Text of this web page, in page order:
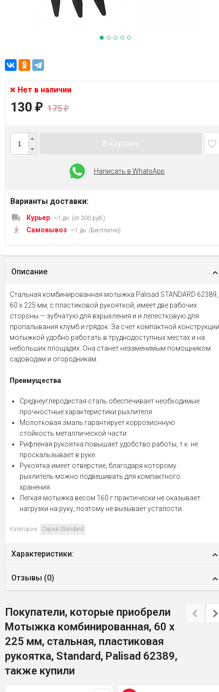
Нет в наличии
130 ₽ 175₽
Написать в WhatsApp
Варианты доставки:
Курьер ~1 дн. (от 300 руб.)
Самовывоз ~1 дн. (Бесплатно)
Описание
Стальная комбинированная мотыжка Palisad STANDARD 62389,
60 х 225 мм, с пластиковой рукояткой, имеет две рабочих
стороны — зубчатую для взрыхления и и лепестковую для
пропалывания клумб и грядок. За счет компактной конструкции
мотыжкой удобно работать в труднодоступных местах и на
небольших площадях. Она станет незаменимым помощником
садоводам и огородникам.
Преимущества
Среднеуглеродистая сталь обеспечивает необходимые
прочностные характеристики рыхлителя.
Молотковая эмаль гарантирует коррозионную
стойкость металлической части.
Рифленая рукоятка повышает удобство работы, т.к. не
проскальзывает в руке.
Рукоятка имеет отверстие, благодаря которому
рыхлитель можно подвешивать для компактного
хранения.
Легкая мотыжка весом 160 г практически не оказывает
нагрузки на руку, поэтому не вызывает усталости.
Категория: Серия Standard
Характеристики:
Отзывы (0)
Покупатели, которые приобрели
Мотыжка комбинированная, 60 х
225 мм, стальная, пластиковая
рукоятка, Standard, Palisad 62389,
также купили